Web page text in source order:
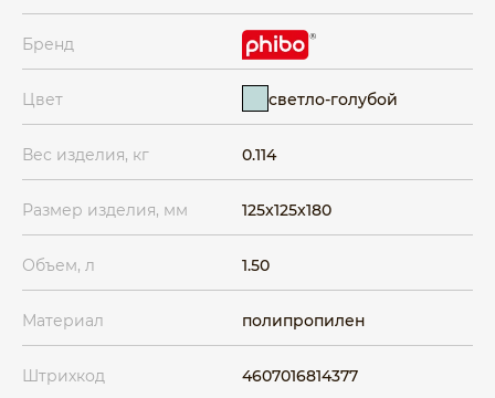
Бренд
Цвет светло-голубой
Вес изделия, кг 0.114
Размер изделия, мм 125x125x180
Объем, л 1.50
Материал полипропилен
Штрихкод 4607016814377